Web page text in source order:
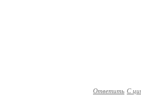
Ответить С